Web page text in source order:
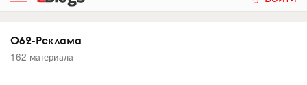
062-Реклама
162 материала